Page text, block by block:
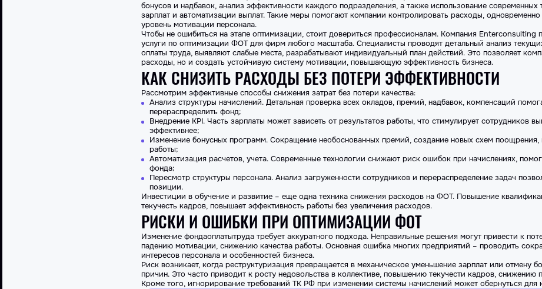
бонусов и надбавок, анализ эффективности каждого подразделения, а также использование современных
зарплат и автоматизации выплат. Такие меры помогают компании контролировать расходы,
уровень мотивации персонала.
Чтобы не ошибиться на этапе оптимизации, стоит довериться профессионалам. Компания Enterconsulting
услуги по оптимизации ФОТ для фирм любого масштаба. Специалисты проводят детальный анализ
оплаты труда, выявляют слабые места, разрабатывают индивидуальный план действий. Это позволяет
расходы, но и создать устойчивую систему мотивации, повышающую эффективность бизнеса.
КАК СНИЗИТЬ РАСХОДЫ БЕЗ ПОТЕРИ ЭФФЕКТИВНОСТИ
Рассмотрим эффективные способы снижения затрат без потери качества:
Анализ структуры начислений. Детальная проверка всех окладов, премий, надбавок, компенсаций
перераспределитьфонд;
Внедрение KPI. Часть зарплаты может зависеть от результатов работы, что стимулирует сотрудников
эффективнее;
Изменение бонусных программ. Сокращение необоснованных премий, создание новых схем поощрения,
работы;
Автоматизация расчетов, учета. Современные технологии снижают риск ошибок при начислениях,
фонда;
Пересмотр структуры персонала. Анализ загруженности сотрудников и перераспределение задач
позиции.
Инвестиции в обучение и развитие – еще одна техника снижения расходов на ФОТ. Повышение
текучесть кадров, повышает эффективность работы без увеличения расходов.
РИСКИ И ОШИБКИ ПРИ ОПТИМИЗАЦИИ ФОТ
Изменение фондаоплатытруда требует аккуратного подхода. Неправильные решения могут привести к
падению мотивации, снижению качества работы. Основная ошибка многих предприятий – проводить
интересов персонала и особенностей бизнеса.
Риск возникает, когда реструктуризация превращается в механическое уменьшение зарплат или отмену
причин. Это часто приводит к росту недовольства в коллективе, повышению текучести кадров, снижению
Кроме того, игнорирование требований ТК РФ при изменении системы начислений может обернуться